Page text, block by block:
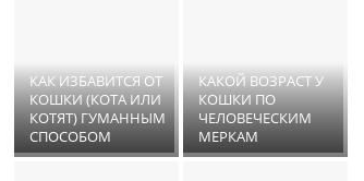
КАК ИЗБАВИТСЯ ОТ
КОШКИ (КОТА ИЛИ
КОТЯТ) ГУМАННЫМ
СПОСОБОМ
КАКОЙ ВОЗРАСТ У
КОШКИ ПО
ЧЕЛОВЕЧЕСКИМ
МЕРКАМ